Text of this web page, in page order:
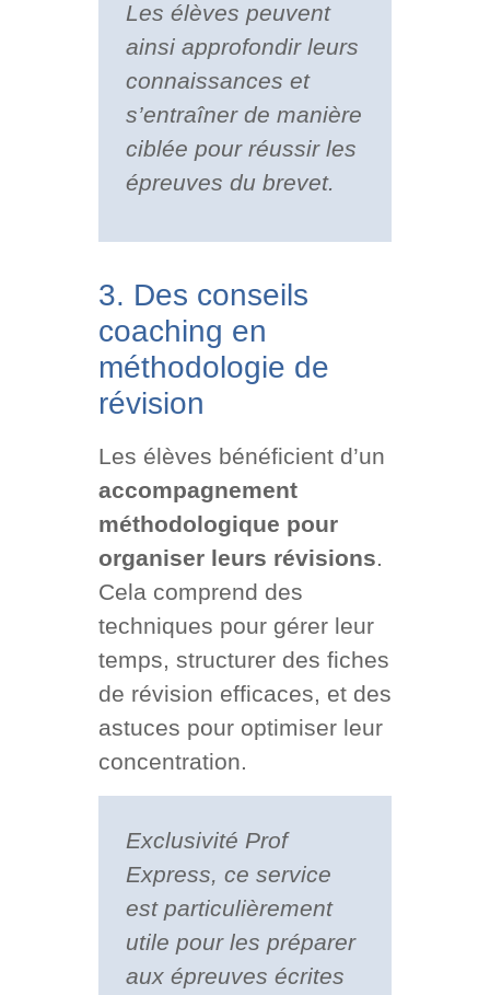
Les élèves peuvent
ainsi approfondir leurs
connaissances et
s’entraîner de manière
ciblée pour réussir les
épreuves du brevet.
3. Des conseils
coaching en
méthodologie de
révision
Les élèves bénéficient d’un
accompagnement
méthodologique pour
organiser leurs révisions.
Cela comprend des
techniques pour gérer leur
temps, structurer des fiches
de révision efficaces, et des
astuces pour optimiser leur
concentration.
Exclusivité Prof
Express, ce service
est particulièrement
utile pour les préparer
aux épreuves écrites